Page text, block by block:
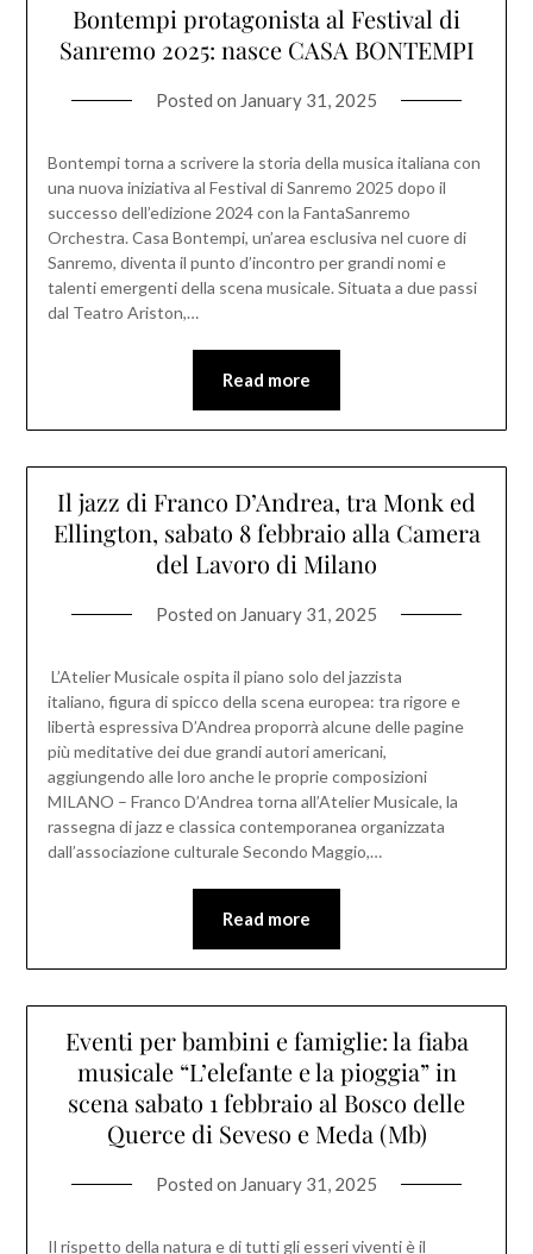
Bontempi protagonista al Festival di
Sanremo 2025: nasce CASA BONTEMPI
Posted on January 31, 2025
Bontempi torna a scrivere la storia della musica italiana con
una nuova iniziativa al Festival di Sanremo 2025 dopo il
successo dell’edizione 2024 con la FantaSanremo
Orchestra. Casa Bontempi, un’area esclusiva nel cuore di
Sanremo, diventa il punto d’incontro per grandi nomi e
talenti emergenti della scena musicale. Situata a due passi
dal Teatro Ariston,…
Read more
Il jazz di Franco D’Andrea, tra Monk ed
Ellington, sabato 8 febbraio alla Camera
del Lavoro di Milano
Posted on January 31, 2025
L’Atelier Musicale ospita il piano solo del jazzista
italiano, figura di spicco della scena europea: tra rigore e
libertà espressiva D’Andrea proporrà alcune delle pagine
più meditative dei due grandi autori americani,
aggiungendo alle loro anche le proprie composizioni
MILANO – Franco D’Andrea torna all’Atelier Musicale, la
rassegna di jazz e classica contemporanea organizzata
dall’associazione culturale Secondo Maggio,…
Read more
Eventi per bambini e famiglie: la fiaba
musicale “L’elefante e la pioggia” in
scena sabato 1 febbraio al Bosco delle
Querce di Seveso e Meda (Mb)
Posted on January 31, 2025
Il rispetto della natura e di tutti gli esseri viventi è il